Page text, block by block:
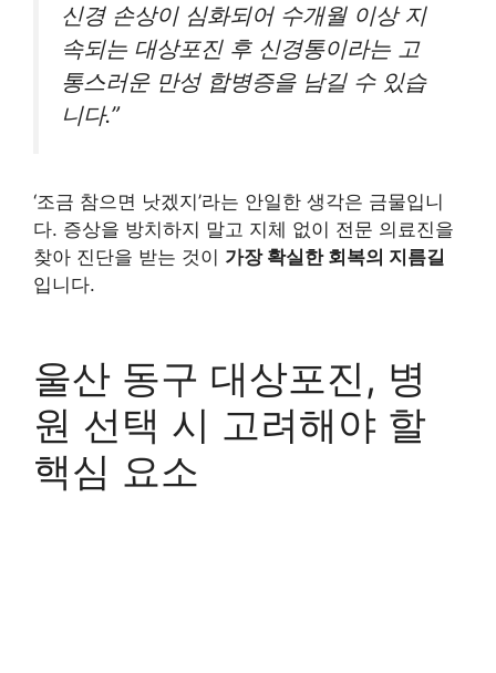
신경 손상이 심화되어 수개월 이상 지
속되는 대상포진 후 신경통이라는 고
통스러운 만성 합병증을 남길 수 있습
니다.”
‘조금 참으면 낫겠지’라는 안일한 생각은 금물입니
다. 증상을 방치하지 말고 지체 없이 전문 의료진을
찾아 진단을 받는 것이 가장 확실한 회복의 지름길
입니다.
울산 동구 대상포진, 병
원 선택 시 고려해야 할
핵심 요소